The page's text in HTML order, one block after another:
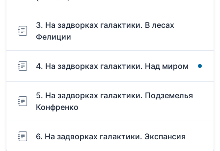
3. На задворках галактики. В лесах
Фелиции
4. На задворках галактики. Над миром
5. На задворках галактики. Подземелья
Конфренко
6. На задворках галактики. Экспансия